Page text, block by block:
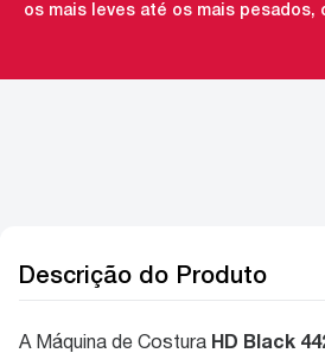
os mais leves até os mais pesados,
Descrição do Produto
A Máquina de Costura HD Black